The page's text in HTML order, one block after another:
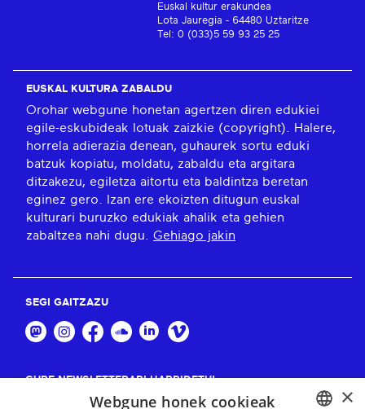
Euskal kultur erakundea
Lota Jauregia - 64480 Uztaritze
Tel: 0 (033)5 59 93 25 25
EUSKAL KULTURA ZABALDU
Orohar webgune honetan agertzen diren edukiei
egile-eskubideak lotuak zaizkie (copyright). Halere,
horrela adierazia denean, guhaurek sortu eduki
batzuk kopiatu, moldatu, zabaldu eta argitara
ditzakezu, egiletza aitortu eta baldintza beretan
eginez gero. Izan ere ekoizten ditugun euskal
kulturari buruzko edukiak ahalik eta gehien
zabaltzea nahi dugu. Gehiago jakin
SEGI GAITZAZU
GURE NEWSLETTERARI HARPIDETU!
×
Webgune honek cookieak